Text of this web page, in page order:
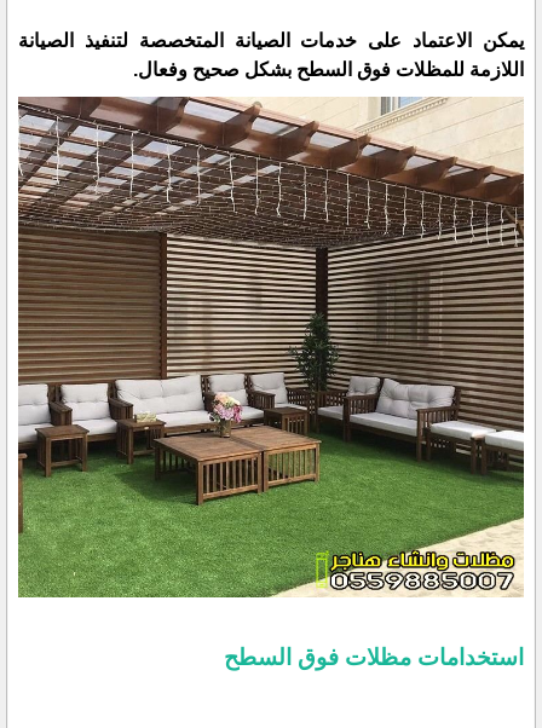
يمكن الاعتماد على خدمات الصيانة المتخصصة لتنفيذ الصيانة
اللازمة للمظلات فوق السطح بشكل صحيح وفعال.
استخدامات مظلات فوق السطح